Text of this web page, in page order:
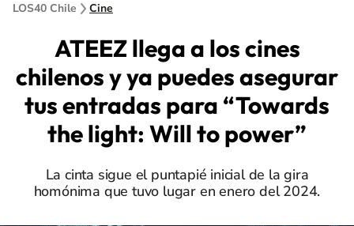
LOS40 Chile Cine
ATEEZ llega a los cines
chilenos y ya puedes asegurar
tus entradas para “Towards
the light: Will to power”
La cinta sigue el puntapié inicial de la gira
homónima que tuvo lugar en enero del 2024.